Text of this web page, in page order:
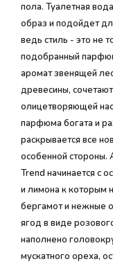
пола. Туалетная
образ и подойдет
ведь стиль - это не
подобранный
аромат звенящей
древесины,
олицетворяющей
парфюма богата и
раскрывается все
особенной стороны.
Trend начинается с
и лимона к которым
бергамот и нежные
ягод в виде
наполнено
мускатного ореха,